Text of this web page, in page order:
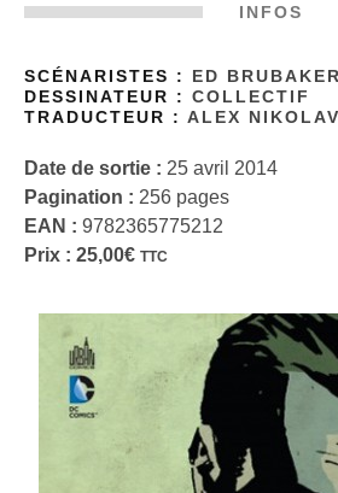
INFOS
SCÉNARISTES : ED BRUBAKER
DESSINATEUR : COLLECTIF
TRADUCTEUR : ALEX
Date de sortie : 25 avril 2014
Pagination : 256 pages
EAN : 9782365775212
Prix : 25,00€ TTC